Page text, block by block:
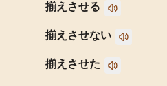
揃えさせる
揃えさせない
揃えさせた